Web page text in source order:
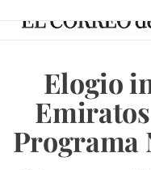
Elogio
Programa